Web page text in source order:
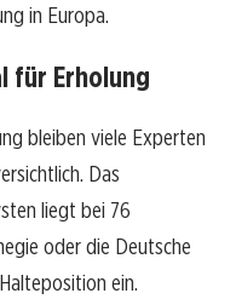
in Europa.
für Erholung
bleiben viele Experten
Das
liegt bei 76
oder die Deutsche
ein.